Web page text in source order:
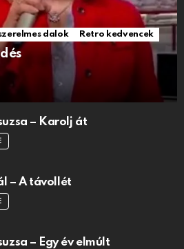
dalok Retro kedvencek
– Karolj át
– A távollét
– Egy év elmúlt